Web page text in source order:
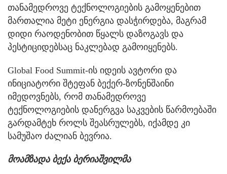
თანამედროვე ტექნოლოგიების გამოყენებით
მართალია მეტი ენერგია დასჭირდება, მაგრამ
დიდი რაოდენობით წყალს დაზოგავს და
პესტიციდებსაც ნაკლებად გამოიყენებს.
Global Food Summit-ის იდეის ავტორი და
ინიციატორი შტეფან ბექერ-ზონენშაინი
იმედოვნებს, რომ თანამედროვე
ტექნოლოგიების დანერგვა საკვების წარმოებაში
გარდამტეხ როლს შეასრულებს, იქამდე კი
სამუშაო ძალიან ბევრია.
მოამზადა ბექა ბერიაშვილმა